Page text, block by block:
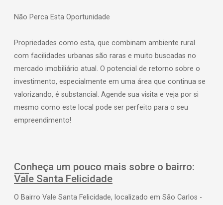
Não Perca Esta Oportunidade
Propriedades como esta, que combinam ambiente rural
com facilidades urbanas são raras e muito buscadas no
mercado imobiliário atual. O potencial de retorno sobre o
investimento, especialmente em uma área que continua se
valorizando, é substancial. Agende sua visita e veja por si
mesmo como este local pode ser perfeito para o seu
empreendimento!
Conheça um pouco mais sobre o bairro:
Vale Santa Felicidade
O Bairro Vale Santa Felicidade, localizado em São Carlos -